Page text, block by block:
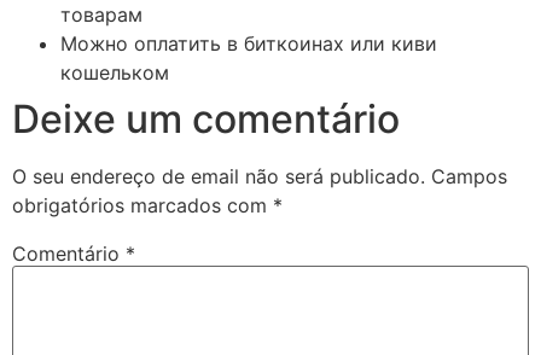
товарам
Можно оплатить в биткоинах или киви
кошельком
Deixe um comentário
O seu endereço de email não será publicado. Campos
obrigatórios marcados com *
Comentário *